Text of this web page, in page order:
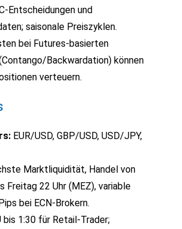
und
saisonale Preiszyklen.
bei Futures‑basierten
Backwardation) können
verteuern.
EUR/USD, GBP/USD, USD/JPY,
Marktliquidität, Handel von
Freitag 22 Uhr (MEZ), variable
bei ECN‑Bro­kern.
bis 1:30 für Retail‑Trader;